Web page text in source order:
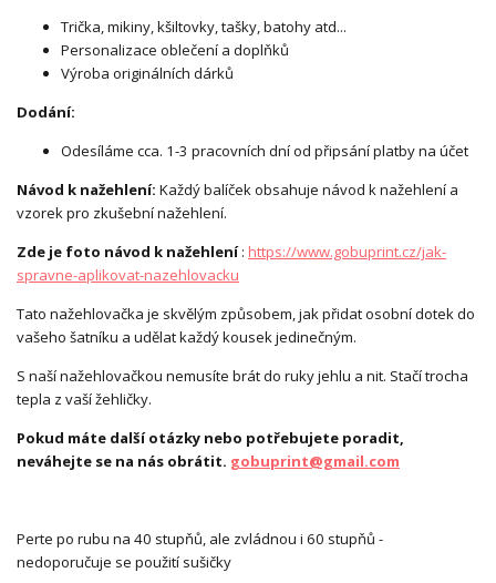
Trička, mikiny, kšiltovky, tašky, batohy atd...
Personalizace oblečení a doplňků
Výroba originálních dárků
Dodání:
Odesíláme cca. 1-3 pracovních dní od připsání platby na účet
Návod k nažehlení: Každý balíček obsahuje návod k nažehlení a
vzorek pro zkušební nažehlení.
Zde je foto návod k nažehlení: https://www.gobuprint.cz/jak-
spravne-aplikovat-nazehlovacku
Tato nažehlovačka je skvělým způsobem, jak přidat osobní dotek do
vašeho šatníku a udělat každý kousek jedinečným.
S naší nažehlovačkou nemusíte brát do ruky jehlu a nit. Stačí trocha
tepla z vaší žehličky.
Pokud máte další otázky nebo potřebujete poradit,
neváhejte se na nás obrátit. gobuprint@gmail.com
Perte po rubu na 40 stupňů, ale zvládnou i 60 stupňů -
nedoporučuje se použití sušičky